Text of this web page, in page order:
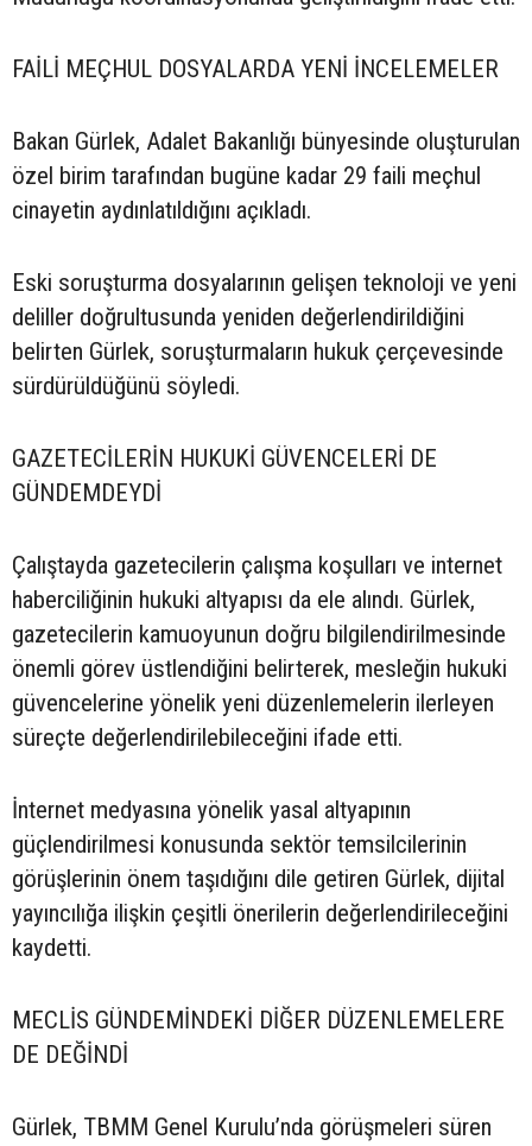
FAİLİ MEÇHUL DOSYALARDA YENİ İNCELEMELER
Bakan Gürlek, Adalet Bakanlığı bünyesinde oluşturulan
özel birim tarafından bugüne kadar 29 faili meçhul
cinayetin aydınlatıldığını açıkladı.
Eski soruşturma dosyalarının gelişen teknoloji ve yeni
deliller doğrultusunda yeniden değerlendirildiğini
belirten Gürlek, soruşturmaların hukuk çerçevesinde
sürdürüldüğünü söyledi.
GAZETECİLERİN HUKUKİ GÜVENCELERİ DE
GÜNDEMDEYDİ
Çalıştayda gazetecilerin çalışma koşulları ve internet
haberciliğinin hukuki altyapısı da ele alındı. Gürlek,
gazetecilerin kamuoyunun doğru bilgilendirilmesinde
önemli görev üstlendiğini belirterek, mesleğin hukuki
güvencelerine yönelik yeni düzenlemelerin ilerleyen
süreçte değerlendirilebileceğini ifade etti.
İnternet medyasına yönelik yasal altyapının
güçlendirilmesi konusunda sektör temsilcilerinin
görüşlerinin önem taşıdığını dile getiren Gürlek, dijital
yayıncılığa ilişkin çeşitli önerilerin değerlendirileceğini
kaydetti.
MECLİS GÜNDEMİNDEKİ DİĞER DÜZENLEMELERE
DE DEĞİNDİ
Gürlek, TBMM Genel Kurulu’nda görüşmeleri süren